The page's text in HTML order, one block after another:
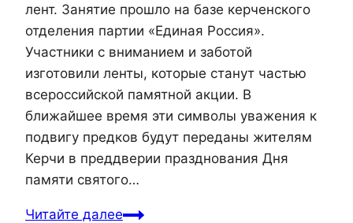
лент. Занятие прошло на базе керченского
отделения партии «Единая Россия».
Участники с вниманием и заботой
изготовили ленты, которые станут частью
всероссийской памятной акции. В
ближайшее время эти символы уважения к
подвигу предков будут переданы жителям
Керчи в преддверии празднования Дня
памяти святого…
Читайте далееНа